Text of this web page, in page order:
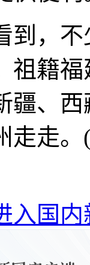
，不
祖籍
疆、
走走。
入国内